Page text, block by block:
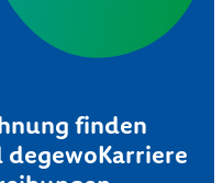
finden
degewoKarriere